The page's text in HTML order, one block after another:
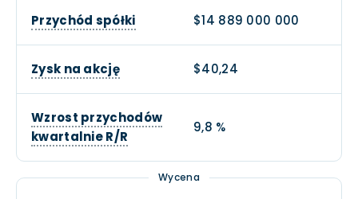
Przychód spółki $14 889 000 000
Zysk na akcję $40,24
Wzrost przychodów
kwartalnie R/R
9,8 %
Wycena